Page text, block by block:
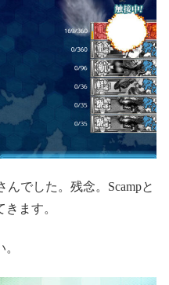
でした。残念。Scampと
ます。